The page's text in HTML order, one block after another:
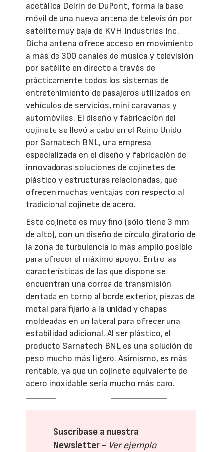
acetálica Delrin de DuPont, forma la base
móvil de una nueva antena de televisión por
satélite muy baja de KVH Industries Inc.
Dicha antena ofrece acceso en movimiento
a más de 300 canales de música y televisión
por satélite en directo a través de
prácticamente todos los sistemas de
entretenimiento de pasajeros utilizados en
vehículos de servicios, mini caravanas y
automóviles. El diseño y fabricación del
cojinete se llevó a cabo en el Reino Unido
por Sarnatech BNL, una empresa
especializada en el diseño y fabricación de
innovadoras soluciones de cojinetes de
plástico y estructuras relacionadas, que
ofrecen muchas ventajas con respecto al
tradicional cojinete de acero.
Este cojinete es muy fino (sólo tiene 3 mm
de alto), con un diseño de círculo giratorio de
la zona de turbulencia lo más amplio posible
para ofrecer el máximo apoyo. Entre las
características de las que dispone se
encuentran una correa de transmisión
dentada en torno al borde exterior, piezas de
metal para fijarlo a la unidad y chapas
moldeadas en un lateral para ofrecer una
estabilidad adicional. Al ser plástico, el
producto Sarnatech BNL es una solución de
peso mucho más ligero. Asimismo, es más
rentable, ya que un cojinete equivalente de
acero inoxidable sería mucho más caro.
Suscríbase a nuestra
Newsletter - Ver ejemplo